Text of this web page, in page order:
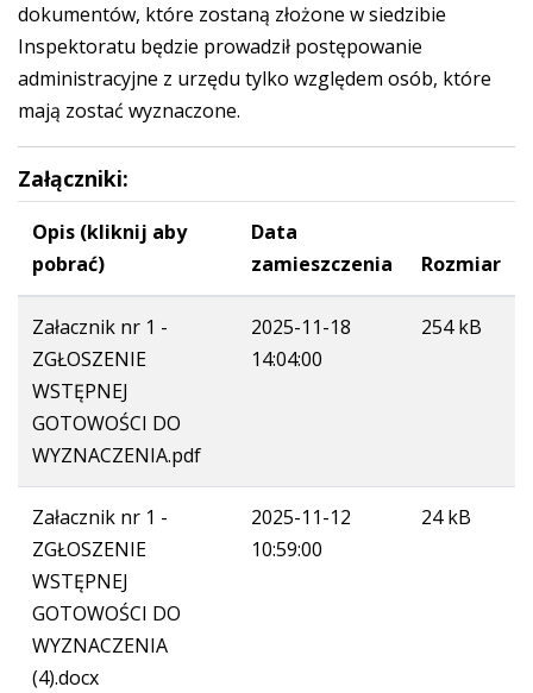
dokumentów, które zostaną złożone w siedzibie
Inspektoratu będzie prowadził postępowanie
administracyjne z urzędu tylko względem osób, które
mają zostać wyznaczone.
Załączniki:
Opis (kliknij aby
pobrać)
Data
zamieszczenia
Rozmiar
Załacznik nr 1 -
ZGŁOSZENIE
WSTĘPNEJ
GOTOWOŚCI DO
WYZNACZENIA.pdf
2025-11-18
14:04:00
254 kB
Załacznik nr 1 -
ZGŁOSZENIE
WSTĘPNEJ
GOTOWOŚCI DO
WYZNACZENIA
(4).docx
2025-11-12
10:59:00
24 kB